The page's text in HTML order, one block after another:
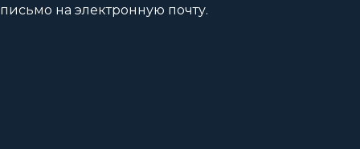
письмо на электронную почту.